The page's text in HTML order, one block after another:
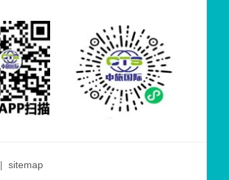
| sitemap